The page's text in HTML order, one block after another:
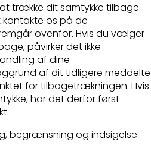
trække dit samtykke tilbage.
os på de
ovenfor. Hvis du vælger
påvirker det ikke
af dine
af dit tidligere meddelte
for tilbagetrækningen. Hvis
har det derfor først
begrænsning og indsigelse